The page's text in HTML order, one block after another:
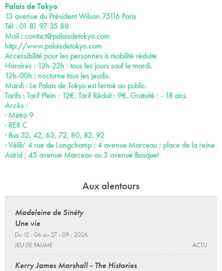
Palais de Tokyo
13 avenue du Président Wilson 75116 Paris
Tél : 01 81 97 35 88
Mail : contact@palaisdetokyo.com
http://www.palaisdetokyo.com
Accessibilité pour les personnes à mobilité réduite
Horaires : 12h-22h : tous les jours sauf le mardi.
12h-00h : nocturne tous les jeudis.
Mardi : Le Palais de Tokyo est fermé au public.
Tarifs : Tarif Plein : 12€, Tarif Réduit : 9€. Gratuité : - 18 ans.
Accès :
· Métro 9
· RER C
· Bus 32, 42, 63, 72, 80, 82, 92
· Vélib’ 4 rue de Longchamp ; 4 avenue Marceau ; place de la reine
Astrid ; 45 avenue Marceau ou 3 avenue Bosquet
Aux alentours
Madeleine de Sinéty
Une vie
Du 12 - 06 au 27 - 09 - 2026
JEU DE PAUME
ACTU
Kerry James Marshall - The Histories